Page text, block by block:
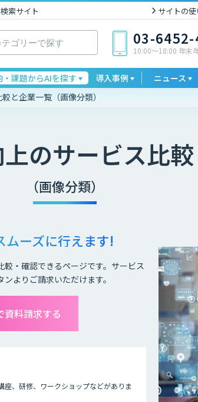
索サイト サイトの
03-
10:00〜18:00 年末
・課題からAIを探す 導入事例 ニュース
と企業一覧（画像分類）
のサービス比
（画像分類）
ムーズに行えます!
・確認できるページです。サービス
よりご請求いただけます。
資料請求する
座、研修、ワークショップなどがありま